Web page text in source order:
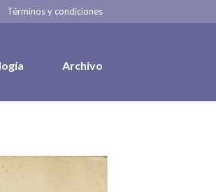
Términos y condiciones
Archivo